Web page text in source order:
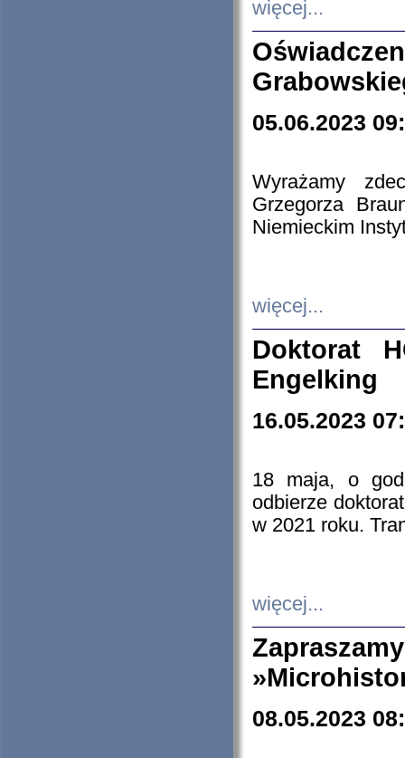
więcej...
05.06.2023
Wyrażamy
Grzegorza
Niemieckim
więcej...
Doktorat
Engelking
16.05.2023
18 maja, o
odbierze
w 2021 roku.
więcej...
08.05.2023